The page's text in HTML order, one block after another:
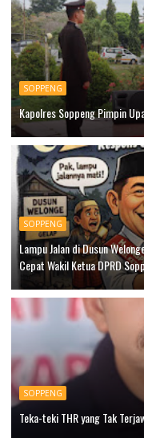
SOPPENG
Kapolres Soppeng Pimpin
SOPPENG
Lampu Jalan di Dusun
Cepat Wakil Ketua DPRD
SOPPENG
Teka-teki THR yang Tak